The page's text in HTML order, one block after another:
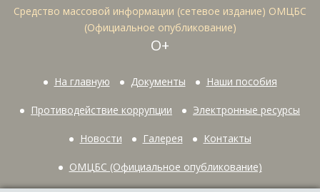
Средство массовой информации (сетевое издание) ОМЦБС
(Официальное опубликование)
О+
На главную Документы Наши пособия
Противодействие коррупции Электронные ресурсы
Новости Галерея Контакты
ОМЦБС (Официальное опубликование)